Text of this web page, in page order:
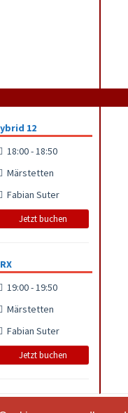
12
18:00 - 18:50
Märstetten
Fabian Suter
Jetzt buchen
19:00 - 19:50
Märstetten
Fabian Suter
Jetzt buchen